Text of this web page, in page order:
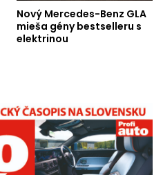
Nový Mercedes-Benz GLA
mieša gény bestselleru s
elektrinou